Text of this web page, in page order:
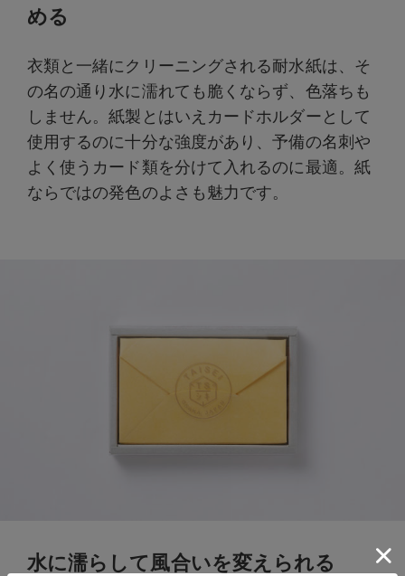
める
衣類と一緒にクリーニングされる耐水紙は、そ
の名の通り水に濡れても脆くならず、色落ちも
しません。紙製とはいえカードホルダーとして
使用するのに十分な強度があり、予備の名刺や
よく使うカード類を分けて入れるのに最適。紙
ならではの発色のよさも魅力です。
水に濡らして風合いを変えられる